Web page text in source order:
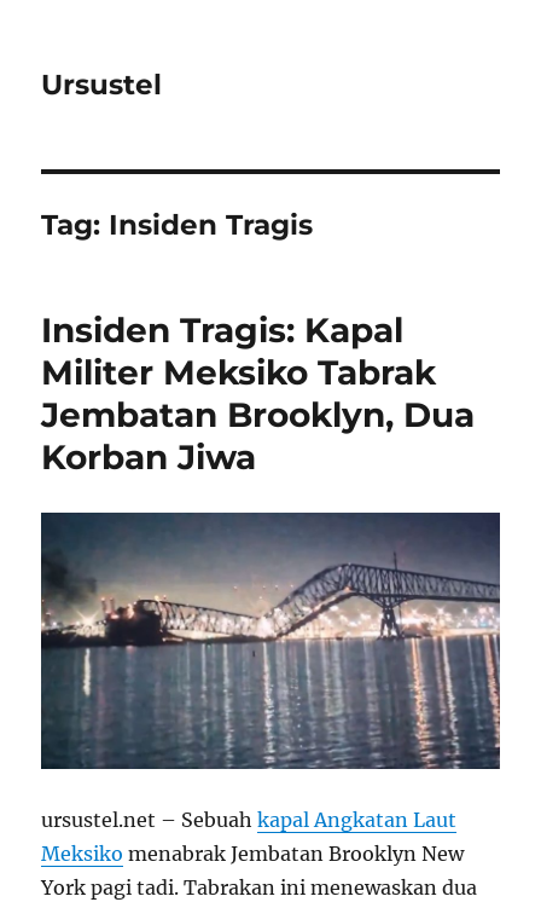
Ursustel
Tag: Insiden Tragis
Insiden Tragis: Kapal
Militer Meksiko Tabrak
Jembatan Brooklyn, Dua
Korban Jiwa
ursustel.net – Sebuahkapal Angkatan Laut
Meksiko menabrak Jembatan Brooklyn New
York pagi tadi. Tabrakan ini menewaskan dua